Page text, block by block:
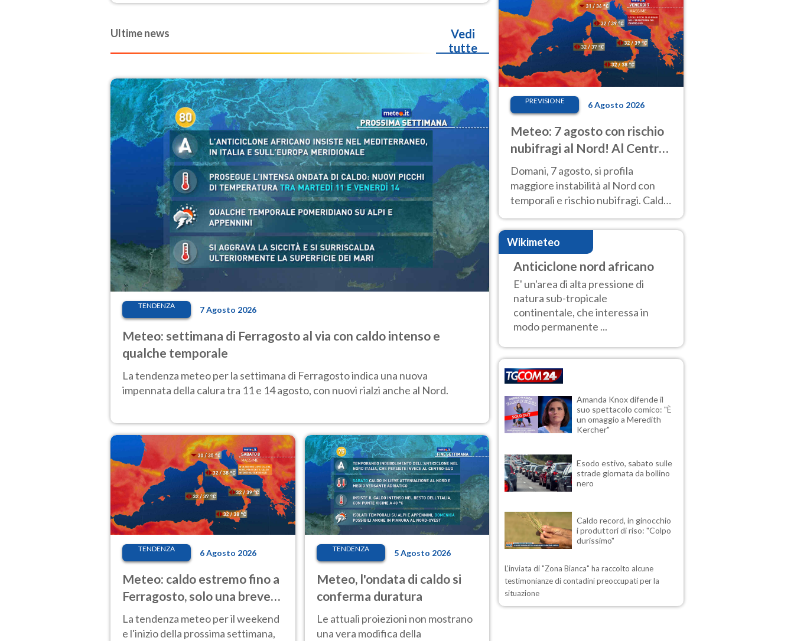
Ultime news
Vedi
tutte
TENDENZA 7 Agosto 2026
Meteo: settimana di Ferragosto al via con caldo intenso e
qualche temporale
La tendenza meteo per la settimana di Ferragosto indica una nuova
impennata della calura tra 11 e 14 agosto, con nuovi rialzi anche al Nord.
TENDENZA 6 Agosto 2026
Meteo: caldo estremo fino a
Ferragosto, solo una breve
pausa. Ecco dove
La tendenza meteo per il weekend
e l'inizio della prossima settimana,
TENDENZA 5 Agosto 2026
Meteo, l'ondata di caldo si
conferma duratura
Le attuali proiezioni non mostrano
una vera modifica della
PREVISIONE 6 Agosto 2026
Meteo: 7 agosto con rischio
nubifragi al Nord! Al Centro-
Sud caldo estremo
Domani, 7 agosto, si profila
maggiore instabilità al Nord con
temporali e rischio nubifragi. Caldo
sempre estremo al Centro-Sud. Le
previsioni.
Wikimeteo
Anticiclone nord africano
E' un'area di alta pressione di
natura sub-tropicale
continentale, che interessa in
modo permanente ...
Amanda Knox difende il
suo spettacolo comico: "È
un omaggio a Meredith
Kercher"
Esodo estivo, sabato sulle
strade giornata da bollino
nero
Caldo record, in ginocchio
i produttori di riso: "Colpo
durissimo"
L’inviata di "Zona Bianca" ha raccolto alcune
testimonianze di contadini preoccupati per la
situazione